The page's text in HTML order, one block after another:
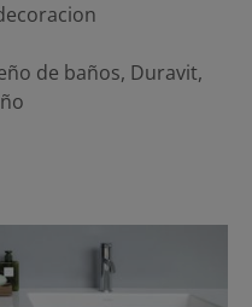
de baños, Duravit,